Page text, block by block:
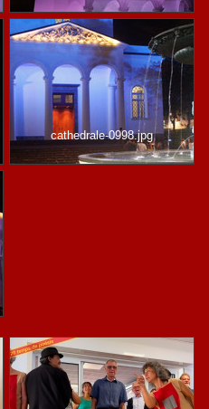
cathedrale-0998.jpg